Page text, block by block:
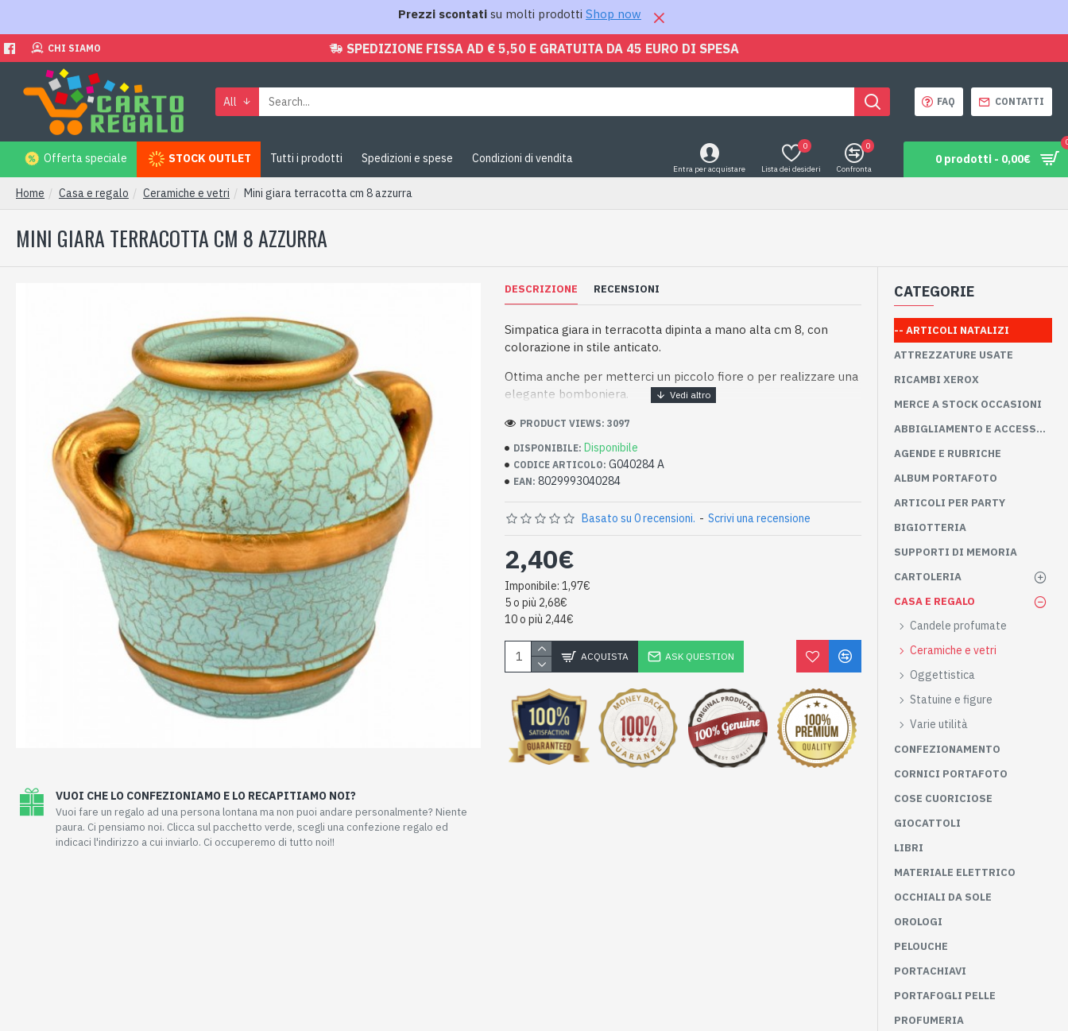
Prezzi scontati su molti prodotti Shop now
CHI SIAMO SPEDIZIONE FISSA AD € 5,50 E GRATUITA DA 45 EURO DI SPESA
All FAQ CONTATTI
Offerta speciale STOCK OUTLET Tutti i prodotti Spedizioni e spese Condizioni di vendita
Entra per acquistare Lista dei desideri
0
Confronta
0
0 prodotti - 0,00€
Home Casa e regalo Ceramiche e vetri Mini giara terracotta cm 8 azzurra
MINI GIARA TERRACOTTA CM 8 AZZURRA
VUOI CHE LO CONFEZIONIAMO E LO RECAPITIAMO NOI?
Vuoi fare un regalo ad una persona lontana ma non puoi andare personalmente? Niente
paura. Ci pensiamo noi. Clicca sul pacchetto verde, scegli una confezione regalo ed
indicaci l'indirizzo a cui inviarlo. Ci occuperemo di tutto noi!!
DESCRIZIONE RECENSIONI
Simpatica giara in terracotta dipinta a mano alta cm 8, con
colorazione in stile anticato.
Ottima anche per metterci un piccolo fiore o per realizzare una
elegante bomboniera.
DISPONIBILE: Disponibile
CODICE ARTICOLO: G040284 A
EAN: 8029993040284
PRODUCT VIEWS: 3097
Basato su 0 recensioni. - Scrivi una recensione
2,40€
Imponibile: 1,97€
5 o più 2,68€
10 o più 2,44€
ACQUISTA ASK QUESTION
CATEGORIE
-- ARTICOLI NATALIZI
ATTREZZATURE USATE
RICAMBI XEROX
MERCE A STOCK OCCASIONI
ABBIGLIAMENTO E ACCESSORI
AGENDE E RUBRICHE
ALBUM PORTAFOTO
ARTICOLI PER PARTY
BIGIOTTERIA
SUPPORTI DI MEMORIA
CARTOLERIA
CASA E REGALO
Candele profumate
Ceramiche e vetri
Oggettistica
Statuine e figure
Varie utilità
CONFEZIONAMENTO
CORNICI PORTAFOTO
COSE CUORICIOSE
GIOCATTOLI
LIBRI
MATERIALE ELETTRICO
OCCHIALI DA SOLE
OROLOGI
PELOUCHE
PORTACHIAVI
PORTAFOGLI PELLE
PROFUMERIA